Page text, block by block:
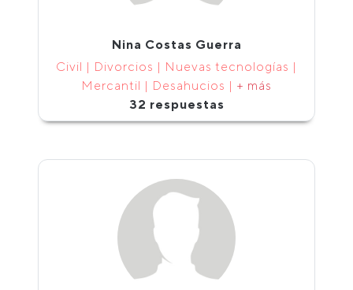
Nina Costas Guerra
Civil | Divorcios | Nuevas tecnologías |
Mercantil | Desahucios | + más
32 respuestas